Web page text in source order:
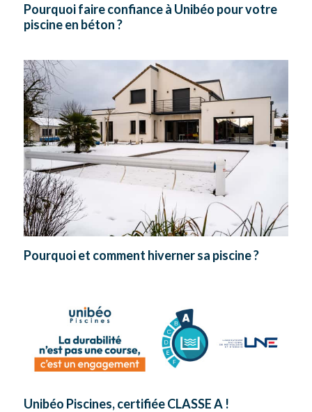
Pourquoi faire confiance à Unibéo pour votre
piscine en béton ?
Pourquoi et comment hiverner sa piscine ?
Unibéo Piscines, certifiée CLASSE A !